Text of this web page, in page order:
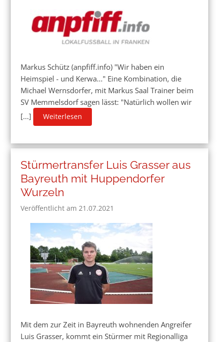
Markus Schütz (anpfiff.info) "Wir haben ein
Heimspiel - und Kerwa..." Eine Kombination, die
Michael Wernsdorfer, mit Markus Saal Trainer beim
SV Memmelsdorf sagen lässt: "Natürlich wollen wir
[...]
Weiterlesen
Stürmertransfer Luis Grasser aus
Bayreuth mit Huppendorfer
Wurzeln
Veröffentlicht am 21.07.2021
Mit dem zur Zeit in Bayreuth wohnenden Angreifer
Luis Grasser, kommt ein Stürmer mit Regionalliga